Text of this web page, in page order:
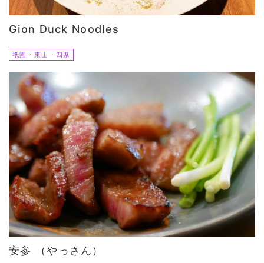
Gion Duck Noodles
祇園・東山・四条
安参 （やっさん）